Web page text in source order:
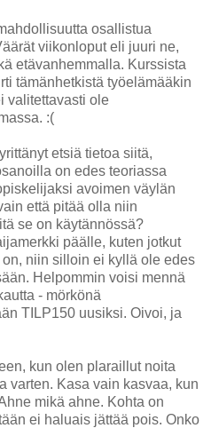
osallistua
viikonloput eli juuri ne,
etävanhemmalla. Kurssista
tämänhetkistä työelämääkin
valitettavasti ole
:(
etsiä tietoa siitä,
on edes teoriassa
avoimen väylän
että pitää olla niin
se on käytännössä?
päälle, kuten jotkut
niin silloin ei kyllä ole edes
Helpommin voisi mennä
- mörkönä
TILP150 uusiksi. Oivoi, ja
kun olen plaraillut noita
varten. Kasa vain kasvaa, kun
mikä ahne. Kohta on
ei haluais jättää pois. Onko